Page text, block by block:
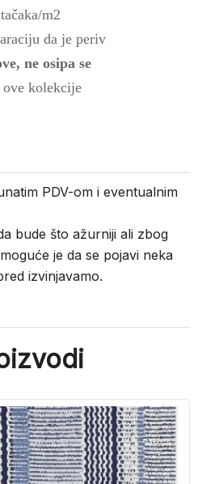
m2
da je periv
ne osipa se
kolekcije
PDV-om i eventualnim
bude što ažurniji ali zbog
je da se pojavi neka
izvinjavamo.